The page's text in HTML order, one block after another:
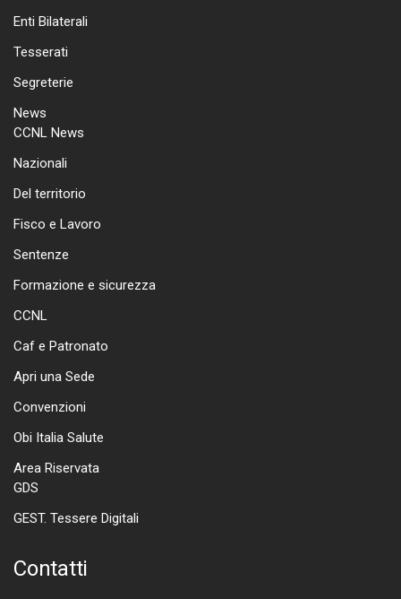
Enti Bilaterali
Tesserati
Segreterie
News
CCNL News
Nazionali
Del territorio
Fisco e Lavoro
Sentenze
Formazione e sicurezza
CCNL
Caf e Patronato
Apri una Sede
Convenzioni
Obi Italia Salute
Area Riservata
GDS
GEST. Tessere Digitali
Contatti